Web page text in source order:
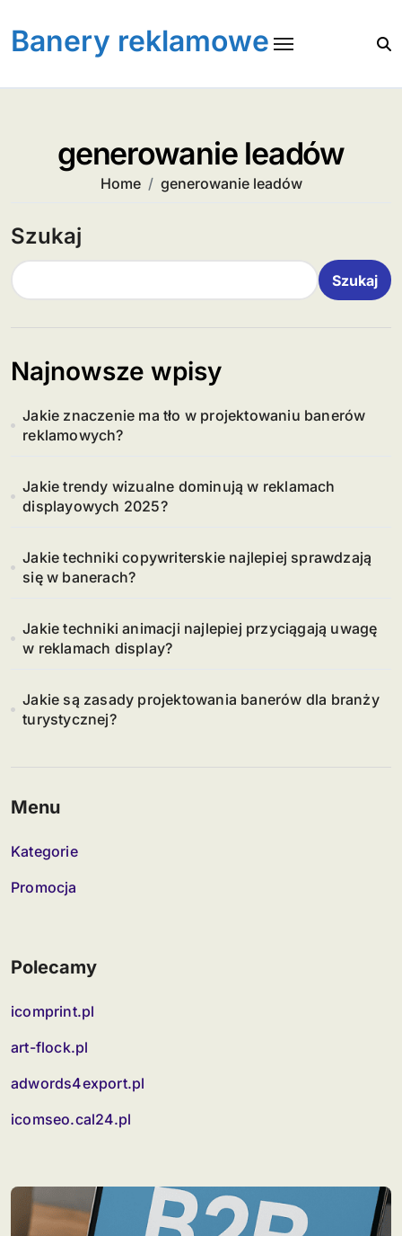
content
Banery reklamowe
generowanie leadów
Home generowanie leadów
Szukaj
Szukaj
Najnowsze wpisy
Jakie znaczenie ma tło w projektowaniu banerów
reklamowych?
Jakie trendy wizualne dominują w reklamach
displayowych 2025?
Jakie techniki copywriterskie najlepiej sprawdzają
się w banerach?
Jakie techniki animacji najlepiej przyciągają uwagę
w reklamach display?
Jakie są zasady projektowania banerów dla branży
turystycznej?
Menu
Kategorie
Promocja
Polecamy
icomprint.pl
art-flock.pl
adwords4export.pl
icomseo.cal24.pl